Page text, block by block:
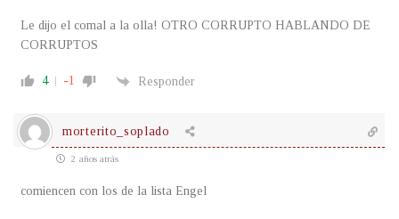
Le dijo el comal a la olla! OTRO CORRUPTO HABLANDO DE
CORRUPTOS
4 -1 Responder
morterito_soplado
2 años atrás
comiencen con los de la lista Engel